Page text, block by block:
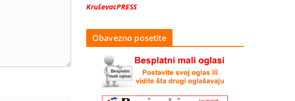
KruševacPRESS
Obavezno posetite